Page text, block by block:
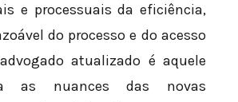
e processuais da eficiência,
do processo e do acesso
atualizado é aquele
as nuances das novas